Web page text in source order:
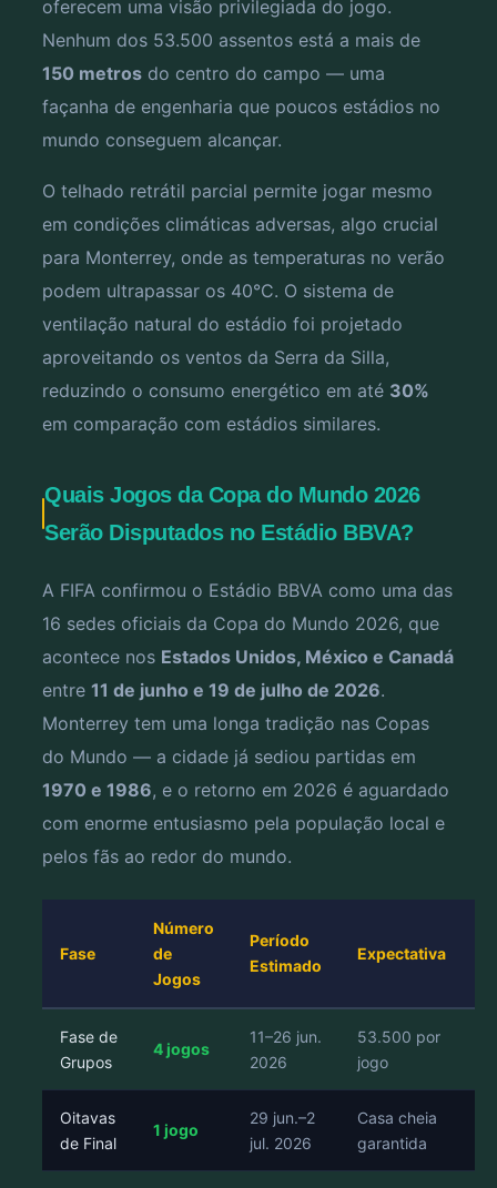
oferecem uma visão privilegiada do jogo.
Nenhum dos 53.500 assentos está a mais de
150 metros do centro do campo — uma
façanha de engenharia que poucos estádios no
mundo conseguem alcançar.
O telhado retrátil parcial permite jogar mesmo
em condições climáticas adversas, algo crucial
para Monterrey, onde as temperaturas no verão
podem ultrapassar os 40°C. O sistema de
ventilação natural do estádio foi projetado
aproveitando os ventos da Serra da Silla,
reduzindo o consumo energético em até 30%
em comparação com estádios similares.
Quais Jogos da Copa do Mundo 2026
Serão Disputados no Estádio BBVA?
A FIFA confirmou o Estádio BBVA como uma das
16 sedes oficiais da Copa do Mundo 2026, que
acontece nos Estados Unidos, México e Canadá
entre 11 de junho e 19 de julho de 2026.
Monterrey tem uma longa tradição nas Copas
do Mundo — a cidade já sediou partidas em
1970 e 1986, e o retorno em 2026 é aguardado
com enorme entusiasmo pela população local e
pelos fãs ao redor do mundo.
Fase
Número
de
Jogos
Período
Estimado
Expectativa
Fase de
Grupos
4 jogos
11–26 jun.
2026
53.500 por
jogo
Oitavas
de Final
1 jogo
29 jun.–2
jul. 2026
Casa cheia
garantida